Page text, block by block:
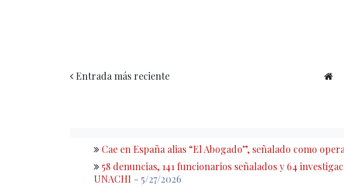
Entrada más reciente
Cae en España alias “El Abogado”, señalado como
58 denuncias, 141 funcionarios señalados y 64
UNACHI - 5/27/2026